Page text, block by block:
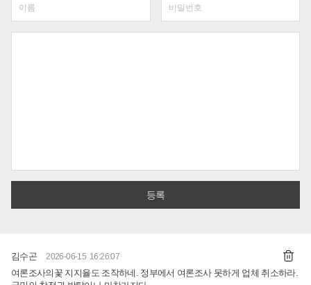
김수곤 2026-06-15 16:26:07
여론조사의꽃 지지율도 조작하네. 정부에서 여론조사 못하게 업체 취소하라.